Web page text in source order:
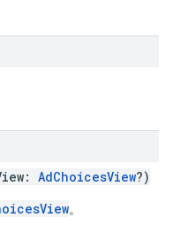
AdChoicesView?)
。